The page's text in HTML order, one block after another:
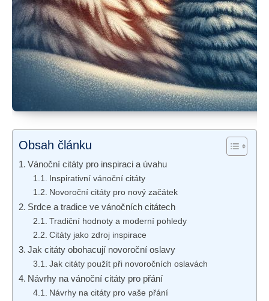
Obsah článku
Vánoční citáty pro inspiraci a úvahu
Inspirativní vánoční citáty
Novoroční citáty pro nový začátek
Srdce a tradice ve vánočních citátech
Tradiční hodnoty a moderní pohledy
Citáty jako zdroj inspirace
Jak citáty obohacují novoroční oslavy
Jak citáty použít při novoročních oslavách
Návrhy na vánoční citáty pro přání
Návrhy na citáty pro vaše přání